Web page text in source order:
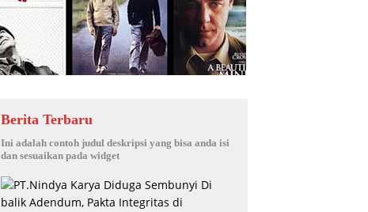
Berita Terbaru
Ini adalah contoh judul deskripsi yang bisa anda isi
dan sesuaikan pada widget